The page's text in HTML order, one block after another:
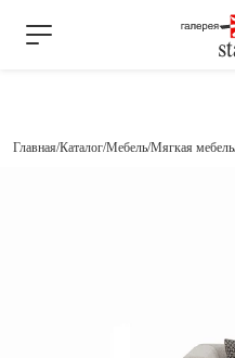
Главная Каталог Мебель Мягкая мебель